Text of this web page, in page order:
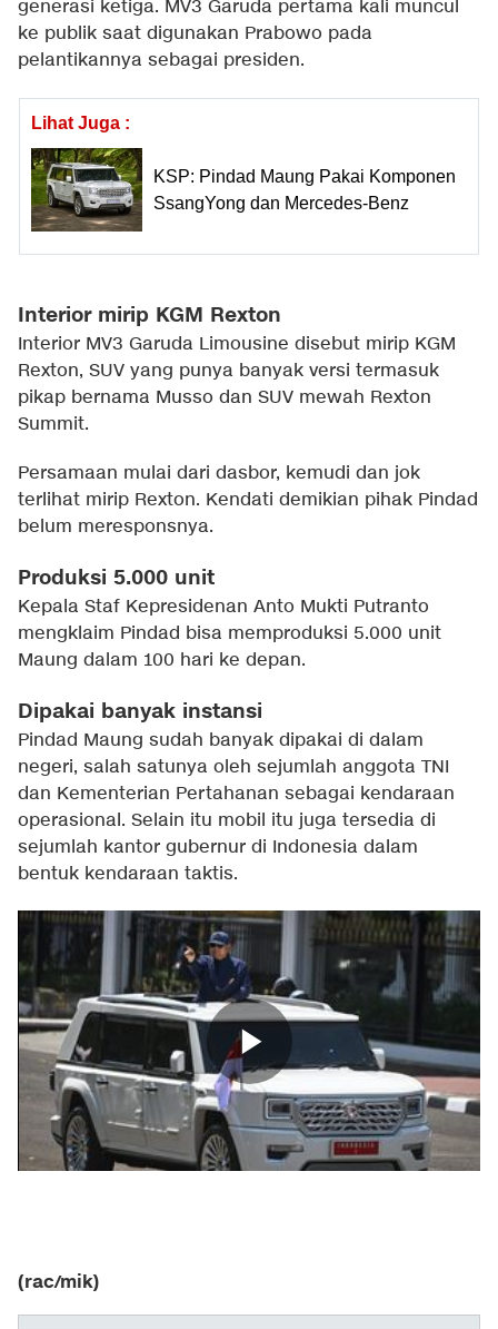
generasi ketiga. MV3 Garuda pertama kali muncul
ke publik saat digunakan Prabowo pada
pelantikannya sebagai presiden.
Lihat Juga :
KSP: Pindad Maung Pakai Komponen
SsangYong dan Mercedes-Benz
Interior mirip KGM Rexton
Interior MV3 Garuda Limousine disebut mirip KGM
Rexton, SUV yang punya banyak versi termasuk
pikap bernama Musso dan SUV mewah Rexton
Summit.
Persamaan mulai dari dasbor, kemudi dan jok
terlihat mirip Rexton. Kendati demikian pihak Pindad
belum meresponsnya.
Produksi 5.000 unit
Kepala Staf Kepresidenan Anto Mukti Putranto
mengklaim Pindad bisa memproduksi 5.000 unit
Maung dalam 100 hari ke depan.
Dipakai banyak instansi
Pindad Maung sudah banyak dipakai di dalam
negeri, salah satunya oleh sejumlah anggota TNI
dan Kementerian Pertahanan sebagai kendaraan
operasional. Selain itu mobil itu juga tersedia di
sejumlah kantor gubernur di Indonesia dalam
bentuk kendaraan taktis.
(rac/mik)